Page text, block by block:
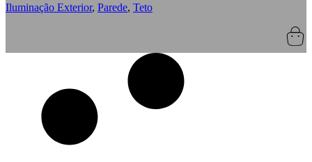
Iluminação Exterior, Parede, Teto